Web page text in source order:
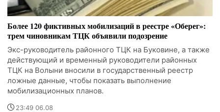
Более 120 фиктивных мобилизаций в реестре «Оберег»:
трем чиновникам ТЦК объявили подозрение
Экс-руководитель районного ТЦК на Буковине, а также
действующий и временный руководители районных
ТЦК на Волыни вносили в государственный реестр
ложные данные, чтобы показать выполнение
мобилизационных планов.
23:49 06.08